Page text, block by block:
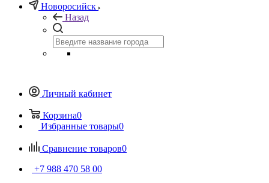
Новоросийск
Назад
Личный кабинет
Корзина0
Избранные товары0
Сравнение товаров0
+7 988 470 58 00